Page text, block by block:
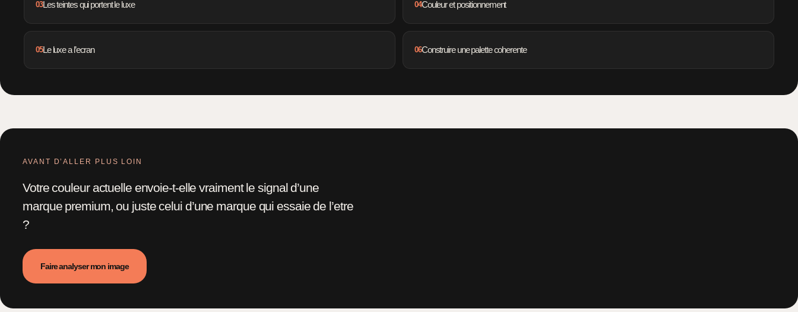
03Les teintes qui portent le luxe 04Couleur et positionnement
05Le luxe a l’ecran 06Construire une palette coherente
AVANT D’ALLER PLUS LOIN
Votre couleur actuelle envoie-t-elle vraiment le signal d’une
marque premium, ou juste celui d’une marque qui essaie de l’etre
?
Faire analyser mon image